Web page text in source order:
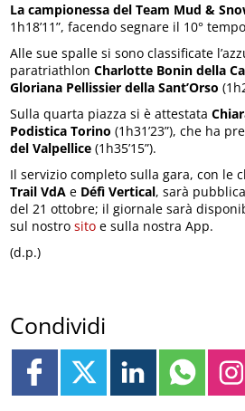
La campionessa del Team Mud &
1h18’11”, facendo segnare il 10°
Alle sue spalle si sono classificate
paratriathlonCharlotte Bonin della
Gloriana Pellissier della Sant’Orso
Sulla quarta piazza si è attestata
Podistica Torino (1h31’23”), che ha
del Valpellice (1h35’15”).
Il servizio completo sulla gara, con le
Trail VdA e Défì Vertical, sarà
del 21 ottobre; il giornale sarà
sul nostrosito e sulla nostra App.
(d.p.)
Condividi